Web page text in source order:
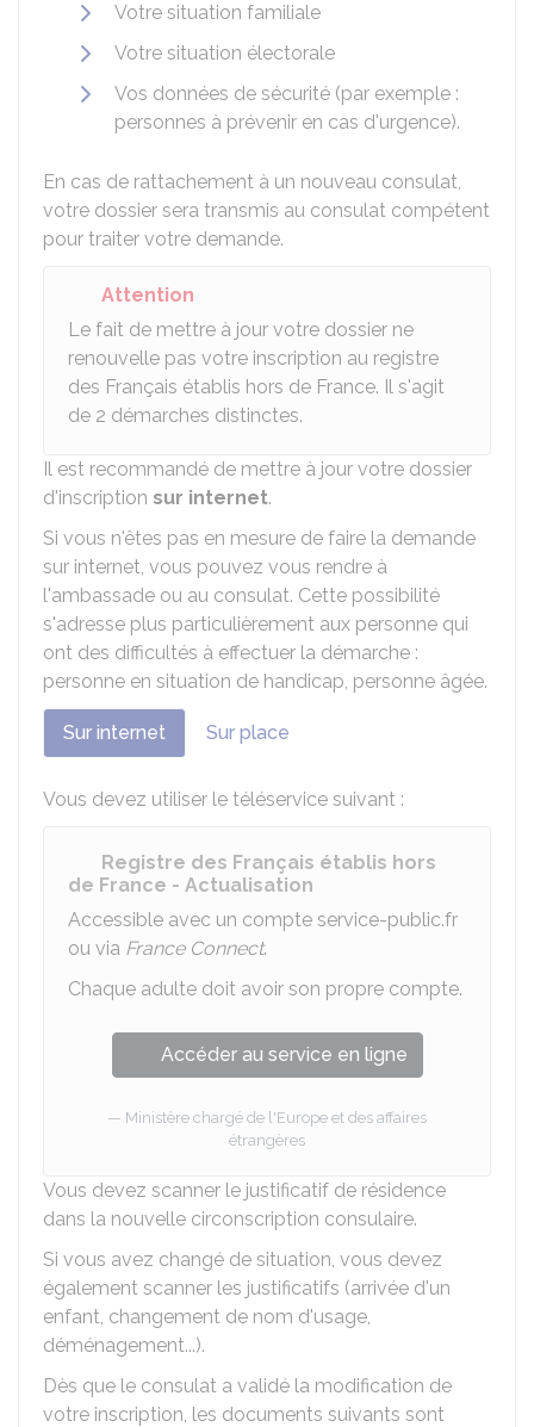
Votre situation familiale
Votre situation électorale
Vos données de sécurité (par exemple :
personnes à prévenir en cas d'urgence).
En cas de rattachement à un nouveau consulat,
votre dossier sera transmis au consulat compétent
pour traiter votre demande.
Attention
Le fait de mettre à jour votre dossier ne
renouvelle pas votre inscription au registre
des Français établis hors de France. Il s'agit
de 2 démarches distinctes.
Il est recommandé de mettre à jour votre dossier
d'inscription sur internet.
Si vous n'êtes pas en mesure de faire la demande
sur internet, vous pouvez vous rendre à
l'ambassade ou au consulat. Cette possibilité
s'adresse plus particulièrement aux personne qui
ont des difficultés à effectuer la démarche :
personne en situation de handicap, personne âgée.
Sur internet Sur place
Vous devez utiliser le téléservice suivant :
Registre des Français établis hors
de France - Actualisation
Accessible avec un compte service-public.fr
ou via France Connect.
Chaque adulte doit avoir son propre compte.
Accéder au service en ligne
Ministère chargé de l'Europe et des affaires
étrangères
Vous devez scanner le justificatif de résidence
dans la nouvelle circonscription consulaire.
Si vous avez changé de situation, vous devez
également scanner les justificatifs (arrivée d'un
enfant, changement de nom d'usage,
déménagement...).
Dès que le consulat a validé la modification de
votre inscription, les documents suivants sont